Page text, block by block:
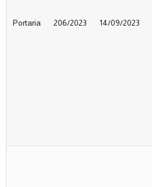
Portaria 206/2023 14/09/2023